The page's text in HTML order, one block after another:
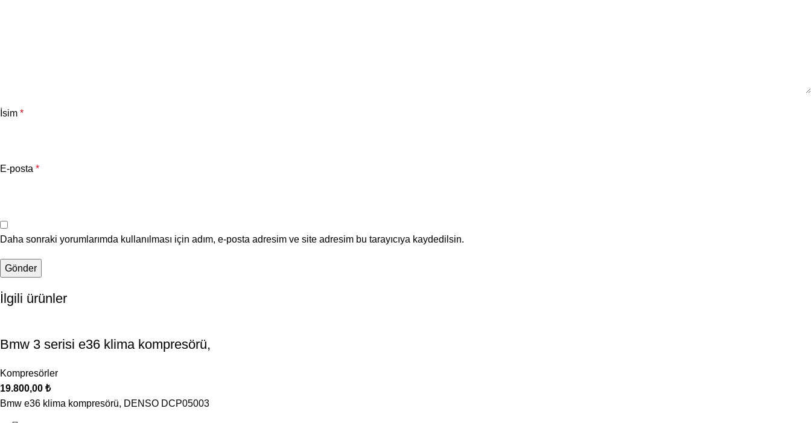
İsim *
E-posta *
Daha sonraki yorumlarımda kullanılması için adım, e-posta adresim ve site adresim bu tarayıcıya kaydedilsin.
İlgili ürünler
Bmw 3 serisi e36 klima kompresörü,
Kompresörler
19.800,00 ₺
Bmw e36 klima kompresörü, DENSO DCP05003